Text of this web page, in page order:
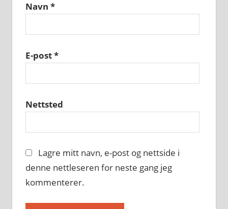
Navn *
E-post*
Nettsted
Lagre mitt navn, e-post og nettside i
denne nettleseren for neste gang jeg
kommenterer.